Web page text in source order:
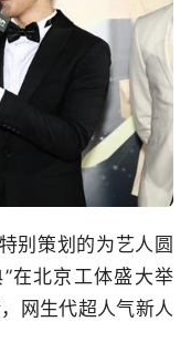
别策划的为艺人圆
在北京工体盛大举
网生代超人气新人